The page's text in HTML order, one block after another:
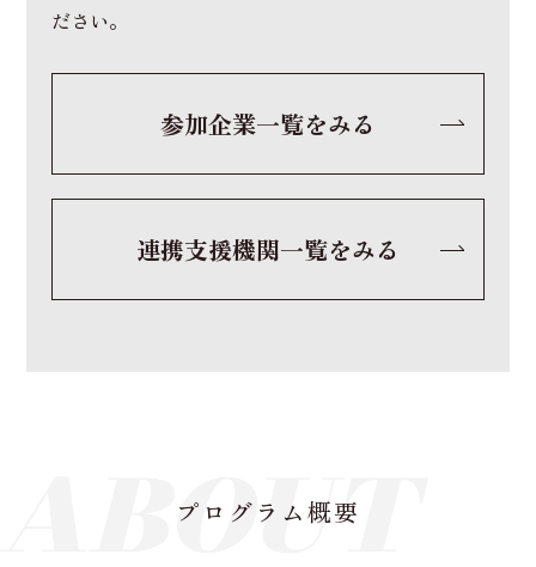
ださい。
参加企業一覧をみる
連携支援機関一覧をみる
プログラム概要